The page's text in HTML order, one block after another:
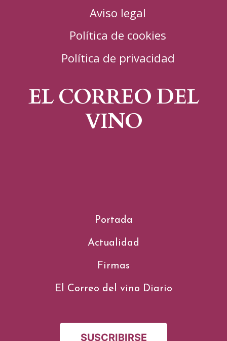
Aviso legal
Política de cookies
Política de privacidad
EL CORREO DEL
VINO
Portada
Actualidad
Firmas
El Correo del vino Diario
SUSCRIBIRSE